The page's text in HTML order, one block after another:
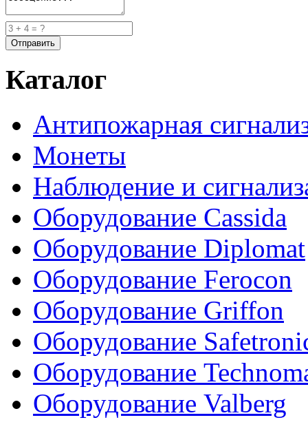
Каталог
Антипожарная
Монеты
Наблюдение и
Оборудование Cassida
Оборудование Diplomat
Оборудование Ferocon
Оборудование Griffon
Оборудование
Оборудование
Оборудование Valberg